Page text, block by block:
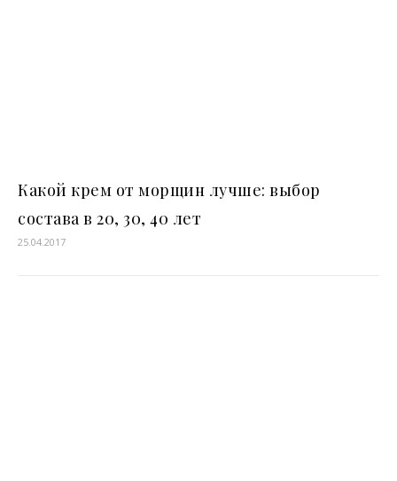
Какой крем от морщин лучше: выбор
состава в 20, 30, 40 лет
25.04.2017